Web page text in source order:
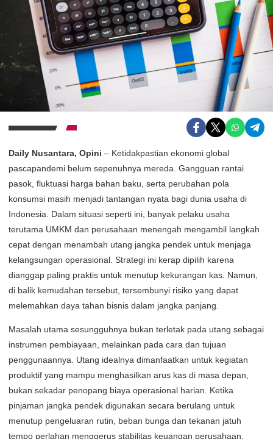
Daily Nusantara, Opini – Ketidakpastian ekonomi global
pascapandemi belum sepenuhnya mereda. Gangguan rantai
pasok, fluktuasi harga bahan baku, serta perubahan pola
konsumsi masih menjadi tantangan nyata bagi dunia usaha di
Indonesia. Dalam situasi seperti ini, banyak pelaku usaha
terutama UMKM dan perusahaan menengah mengambil langkah
cepat dengan menambah utang jangka pendek untuk menjaga
kelangsungan operasional. Strategi ini kerap dipilih karena
dianggap paling praktis untuk menutup kekurangan kas. Namun,
di balik kemudahan tersebut, tersembunyi risiko yang dapat
melemahkan daya tahan bisnis dalam jangka panjang.
Masalah utama sesungguhnya bukan terletak pada utang sebagai
instrumen pembiayaan, melainkan pada cara dan tujuan
penggunaannya. Utang idealnya dimanfaatkan untuk kegiatan
produktif yang mampu menghasilkan arus kas di masa depan,
bukan sekadar penopang biaya operasional harian. Ketika
pinjaman jangka pendek digunakan secara berulang untuk
menutup pengeluaran rutin, beban bunga dan tekanan jatuh
tempo perlahan menggerus stabilitas keuangan perusahaan.